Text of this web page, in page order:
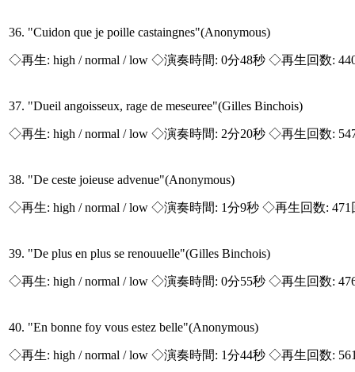
36. "Cuidon que je poille castaingnes"(Anonymous)
◇再生: high / normal / low ◇演奏時間: 0分48秒 ◇再生回数:
37. "Dueil angoisseux, rage de meseuree"(Gilles Binchois)
◇再生: high / normal / low ◇演奏時間: 2分20秒 ◇再生回数:
38. "De ceste joieuse advenue"(Anonymous)
◇再生: high / normal / low ◇演奏時間: 1分9秒 ◇再生回数:
39. "De plus en plus se renouuelle"(Gilles Binchois)
◇再生: high / normal / low ◇演奏時間: 0分55秒 ◇再生回数:
40. "En bonne foy vous estez belle"(Anonymous)
◇再生: high / normal / low ◇演奏時間: 1分44秒 ◇再生回数: